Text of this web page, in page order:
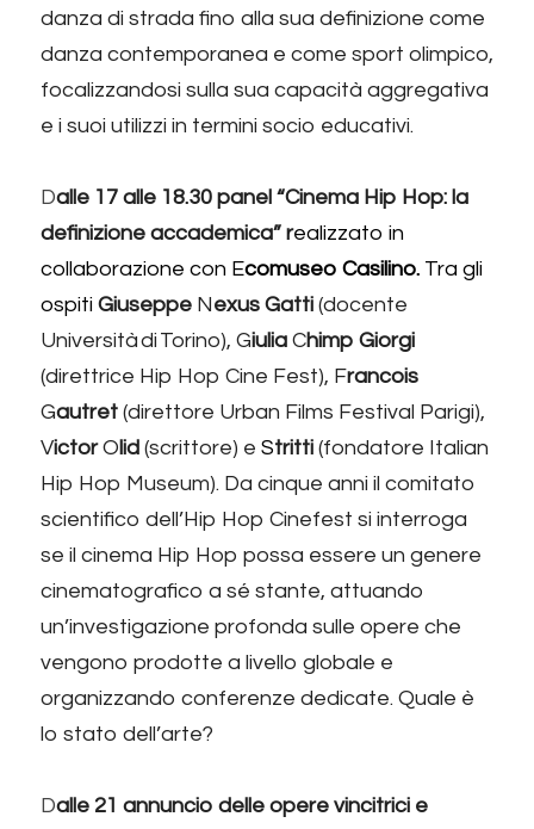
danza di strada fino alla sua definizione come
danza contemporanea e come sport olimpico,
focalizzandosi sulla sua capacità aggregativa
e i suoi utilizzi in termini socio educativi.
Dalle 17 alle 18.30 panel “Cinema Hip Hop: la
definizione accademica” realizzato in
collaborazione con Ecomuseo Casilino. Tra gli
ospiti Giuseppe Nexus Gatti (docente
Università di Torino), Giulia C
(direttrice Hip Hop Cine Fest), F
Gautret (direttore Urban Films Festival Parigi),
Victor Olid (scrittore) e Stritti (fondatore Italian
Hip Hop Museum). Da cinque anni il comitato
scientifico dell’Hip Hop Cinefest si interroga
se il cinema Hip Hop possa essere un genere
cinematografico a sé stante, attuando
un’investigazione profonda sulle opere che
vengono prodotte a livello globale e
organizzando conferenze dedicate. Quale è
lo stato dell’arte?
Dalle 21 annuncio delle opere vincitrici e